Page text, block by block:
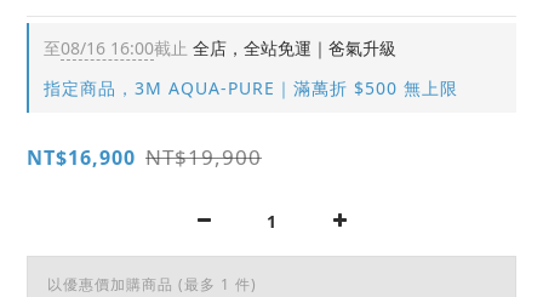
至08/16 16:00截止 全店，全站免運｜爸氣升級
指定商品，3M AQUA-PURE｜滿萬折 $500 無上限
NT$16,900 NT$19,900
以優惠價加購商品 (最多 1 件)